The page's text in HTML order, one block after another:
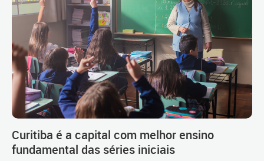
Curitiba é a capital com melhor ensino
fundamental das séries iniciais